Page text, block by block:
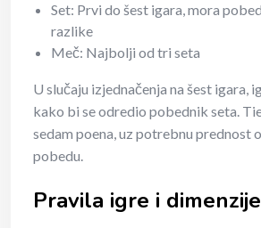
Set: Prvi do šest igara, mora
razlike
Meč: Najbolji od tri seta
U slučaju izjednačenja na šest igara,
kako bi se odredio pobednik seta.
sedam poena, uz potrebnu prednost
pobedu.
Pravila igre i